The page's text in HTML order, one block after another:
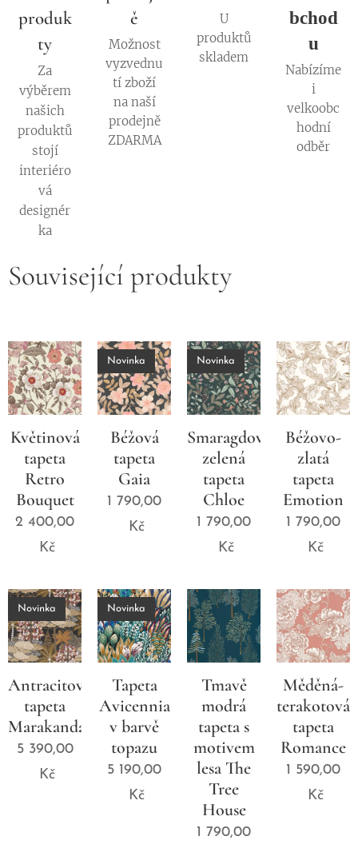
produk
ty
Za
výběrem
našich
produktů
stojí
interiéro
vá
designér
ka
ě
Možnost
vyzvednu
tí zboží
na naší
prodejně
ZDARMA
U
produktů
skladem
bchod
u
Nabízíme
i
velkoobc
hodní
odběr
Související produkty
Květinová
tapeta
Retro
Bouquet
2 400,00
Kč
Béžová
tapeta
Gaia
Novinka
1 790,00
Kč
Smaragdově
zelená
tapeta
Chloe
Novinka
1 790,00
Kč
Béžovo-
zlatá
tapeta
Emotion
1 790,00
Kč
Antracitová
tapeta
Marakanda
Novinka
5 390,00
Kč
Tapeta
Avicennia
v barvě
topazu
Novinka
5 190,00
Kč
Tmavě
modrá
tapeta s
motivem
lesa The
Tree
House
1 790,00
Měděná-
terakotová
tapeta
Romance
1 590,00
Kč